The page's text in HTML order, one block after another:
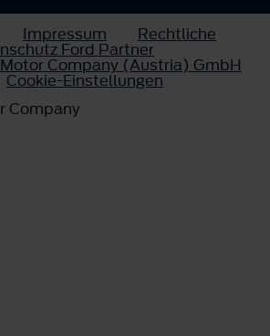
Impressum Rechtliche
Ford Partner
Company (Austria) GmbH
Cookie-Einstellungen
Company